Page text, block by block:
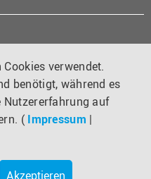
verwendet.
benötigt, während es
Nutzererfahrung auf
( Impressum |
Akzeptieren